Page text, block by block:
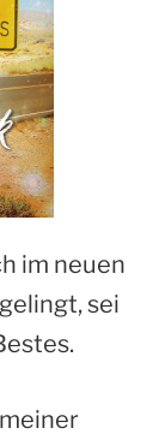
im neuen
sei